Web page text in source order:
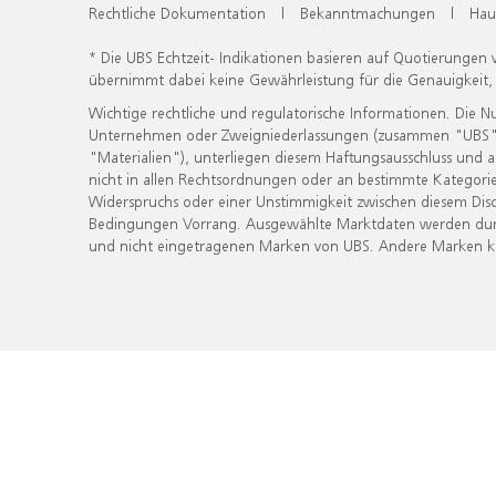
Rechtliche Dokumentation | Bekanntmachungen |
* Die UBS Echtzeit- Indikationen basieren auf
übernimmt dabei keine Gewährleistung für die
Wichtige rechtliche und regulatorische Informationen. Die
Unternehmen oder Zweigniederlassungen (zusammen
"Materialien"), unterliegen diesem Haftungsausschluss
nicht in allen Rechtsordnungen oder an bestimmte
Widerspruchs oder einer Unstimmigkeit zwischen diesem
Bedingungen Vorrang. Ausgewählte Marktdaten werden
und nicht eingetragenen Marken von UBS. Andere Marken